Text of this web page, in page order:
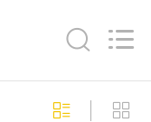
313